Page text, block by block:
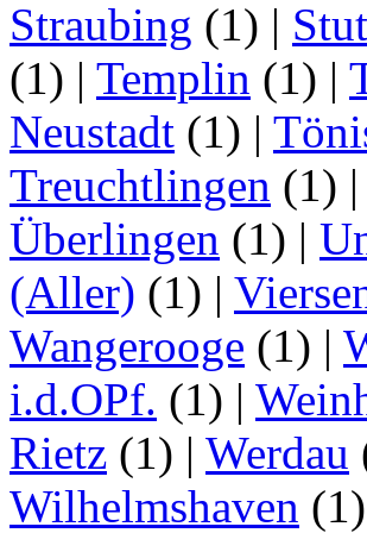
Straubing (1) |
(1) | Templin (1) |
Neustadt (1) |
Treuchtlingen (1) |
Überlingen (1) |
(Aller) (1) |
Wangerooge (1) |
i.d.OPf. (1) |
Rietz (1) | Werdau
Wilhelmshaven (1)